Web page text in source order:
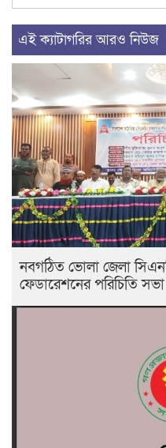
এই ক্যাটাগরির আরও নিউজ
নবগঠিত ভোলা জেলা
ফেডারেশনের পরিচিতি